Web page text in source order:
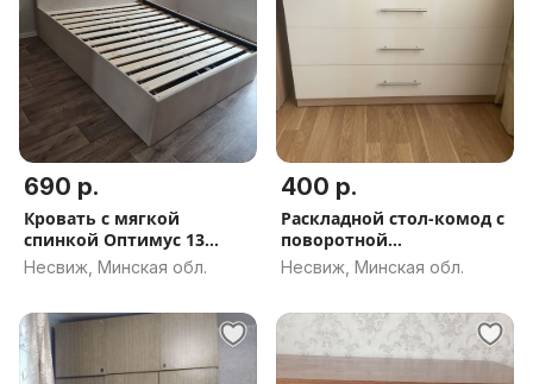
690 р.
Кровать с мягкой
спинкой Оптимус 13
новая,доставка по РБ.
Несвиж, Минская обл.
400 р.
Раскладной стол-комод с
поворотной
столешницей
Несвиж, Минская обл.